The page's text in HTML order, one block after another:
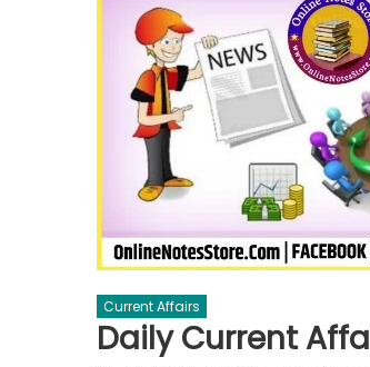
Current Affairs
Daily Current